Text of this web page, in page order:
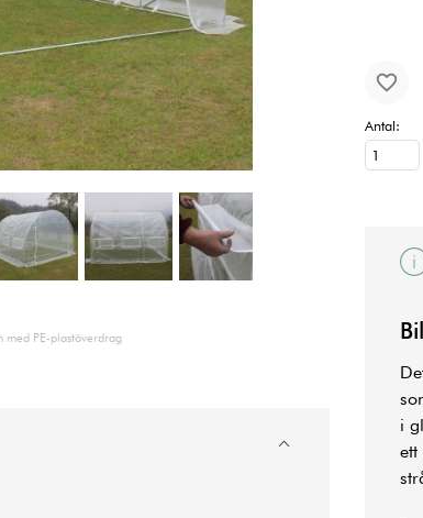
med PE-plastöverdrag
Antal:
i
ett